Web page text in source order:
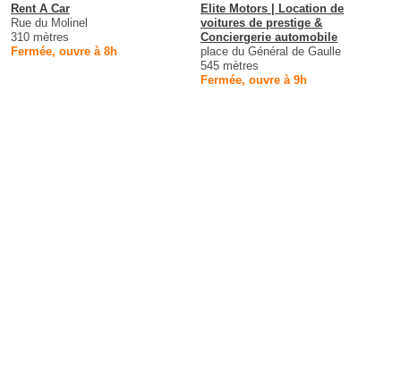
Rent A Car
Rue du Molinel
310 mètres
Fermée, ouvre à 8h
Elite Motors | Location de
voitures de prestige &
Conciergerie automobile
place du Général de Gaulle
545 mètres
Fermée, ouvre à 9h